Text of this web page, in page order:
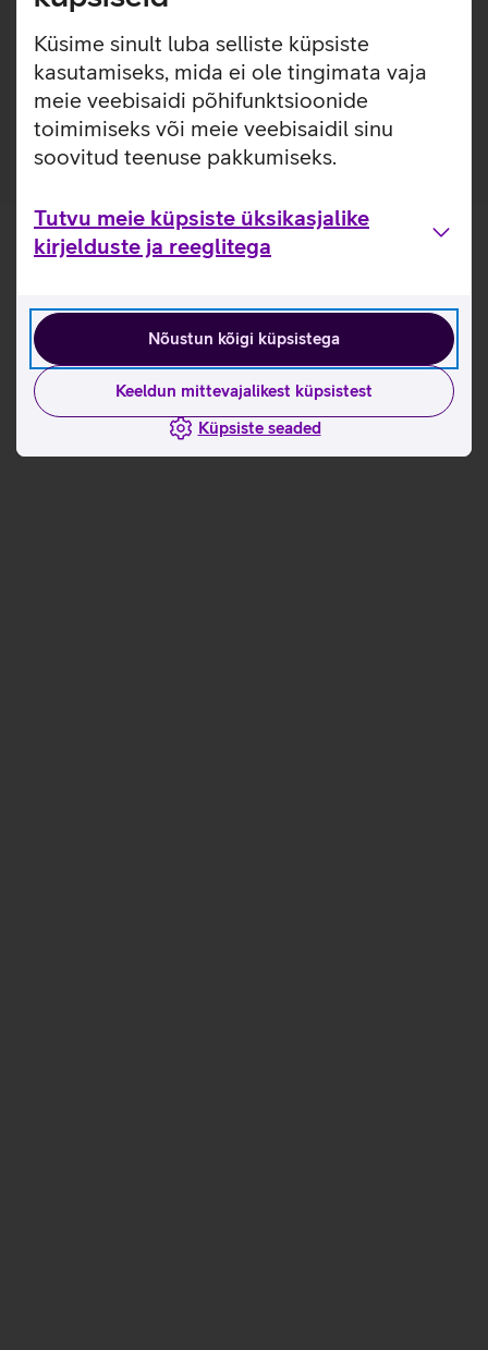
Küsime sinult luba selliste küpsiste
kasutamiseks, mida ei ole tingimata vaja
meie veebisaidi põhifunktsioonide
toimimiseks või meie veebisaidil sinu
soovitud teenuse pakkumiseks.
Tutvu meie küpsiste üksikasjalike
kirjelduste ja reeglitega
Nõustun kõigi küpsistega
Keeldun mittevajalikest küpsistest
Küpsiste seaded
käepidemed on pehmendatud, et pakkuda kandjale
lisavõimalusena vihmakeep, millega vajadusel kotti vihma
eest katta ja kandjat tänu neoonrohelisele värvusele
silmapaistvamaks muuta.